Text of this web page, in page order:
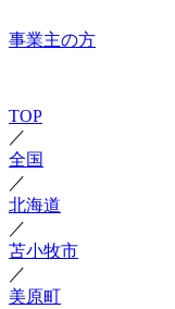
事業主の方
TOP
／
全国
／
北海道
／
苫小牧市
／
美原町